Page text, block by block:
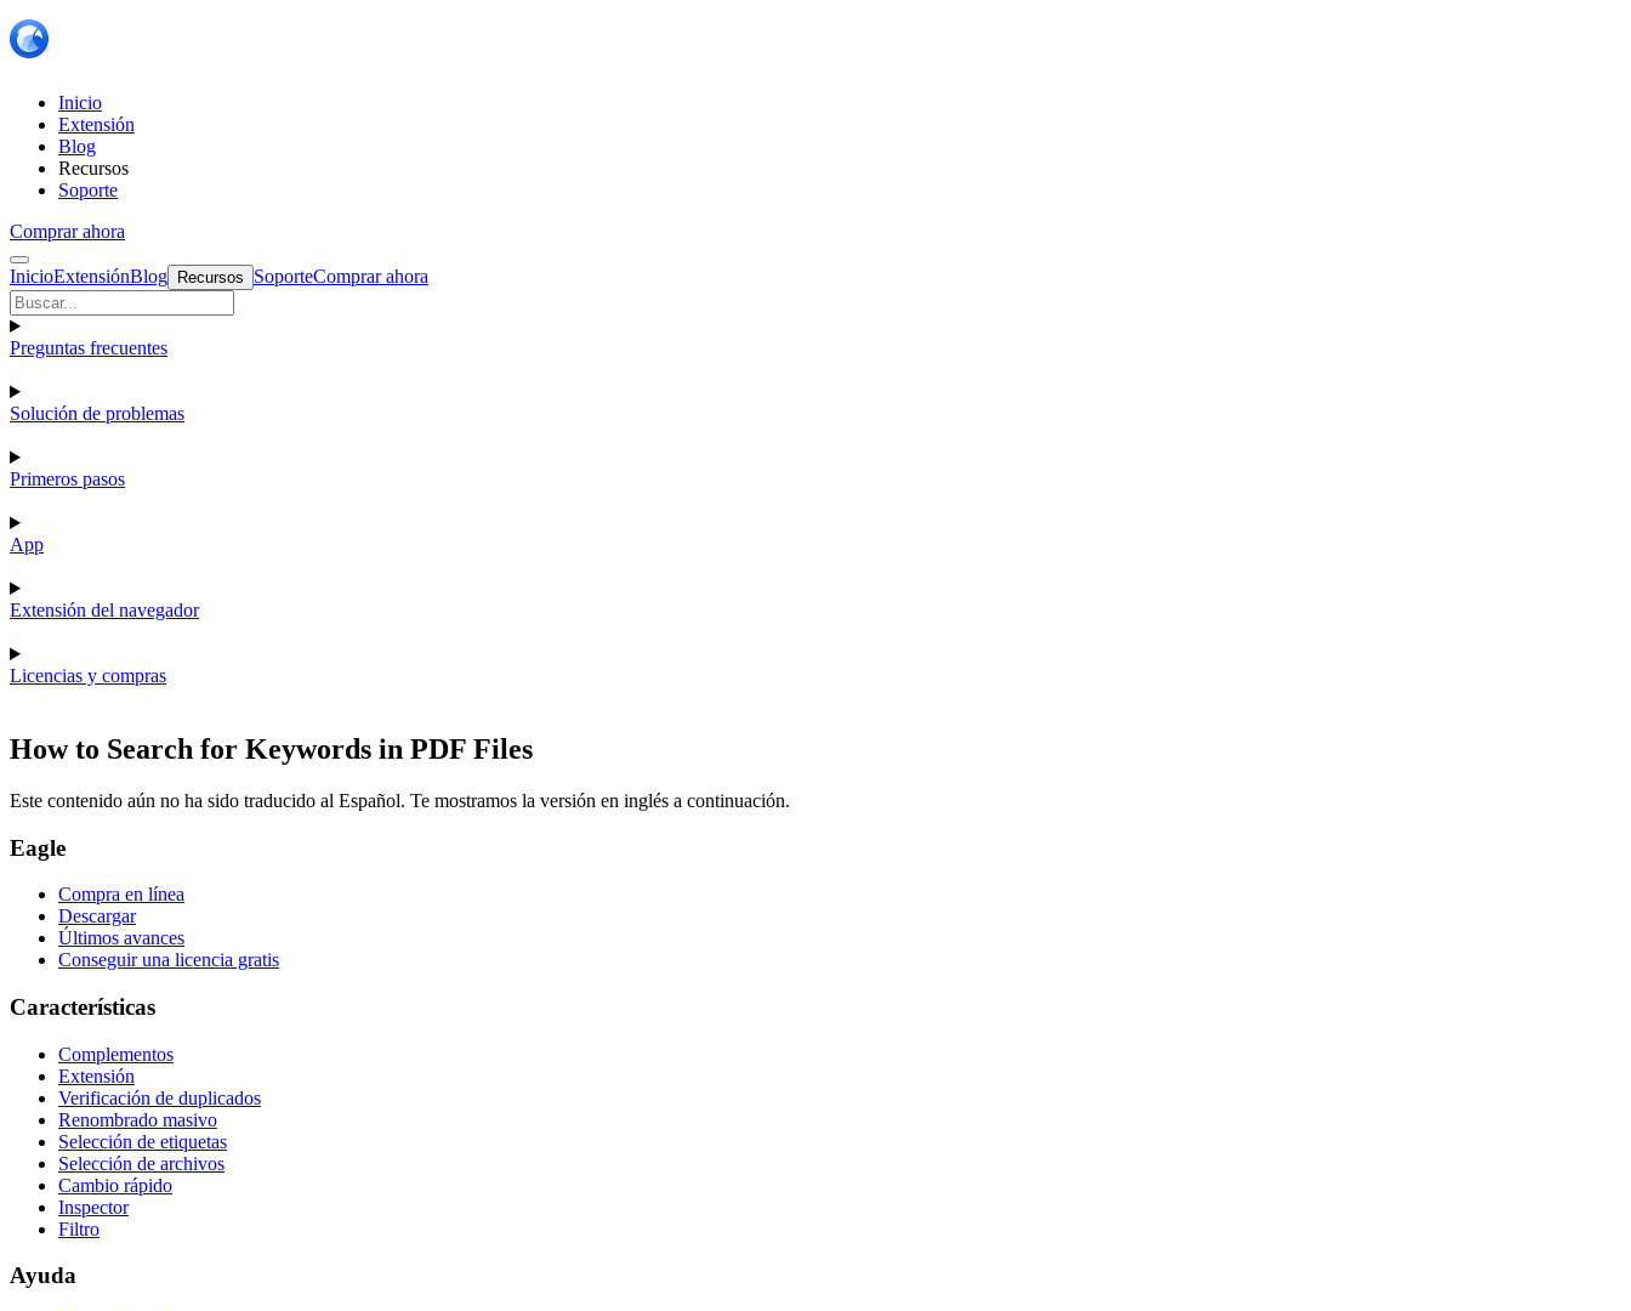
Inicio
Extensión
Blog
Recursos
Soporte
Comprar ahora
InicioExtensiónBlog Recursos SoporteComprar ahora
Preguntas frecuentes
Solución de problemas
Primeros pasos
App
Extensión del navegador
Licencias y compras
How to Search for Keywords in PDF Files
Este contenido aún no ha sido traducido al Español. Te mostramos la versión en inglés a continuación.
Eagle
Compra en línea
Descargar
Últimos avances
Conseguir una licencia gratis
Características
Complementos
Extensión
Verificación de duplicados
Renombrado masivo
Selección de etiquetas
Selección de archivos
Cambio rápido
Inspector
Filtro
Ayuda